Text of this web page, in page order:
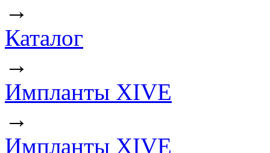
→
Каталог
→
Импланты XIVE
→
Импланты XIVE